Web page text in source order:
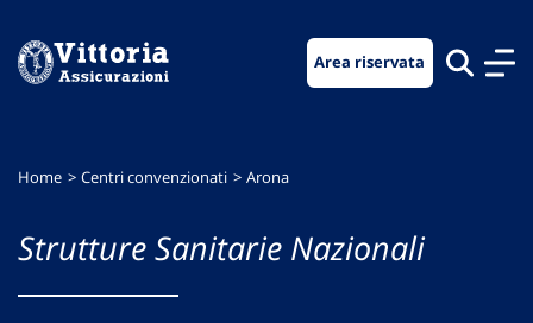
menu
contenuto
footer
Area riservata
Home Centri convenzionati Arona
Strutture Sanitarie Nazionali